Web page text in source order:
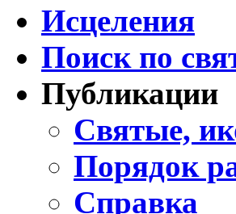
Исцеления
Поиск по
Публикации
Святые,
Порядок
Справка